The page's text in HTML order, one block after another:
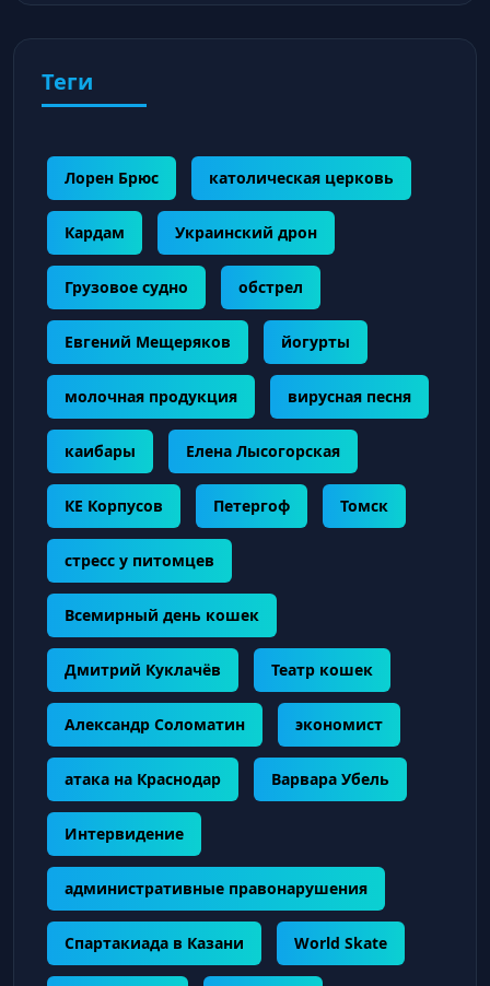
Теги
Лорен Брюс католическая церковь
Кардам Украинский дрон
Грузовое судно обстрел
Евгений Мещеряков йогурты
молочная продукция вирусная песня
каибары Елена Лысогорская
КЕ Корпусов Петергоф Томск
стресс у питомцев
Всемирный день кошек
Дмитрий Куклачёв Театр кошек
Александр Соломатин экономист
атака на Краснодар Варвара Убель
Интервидение
административные правонарушения
Спартакиада в Казани World Skate